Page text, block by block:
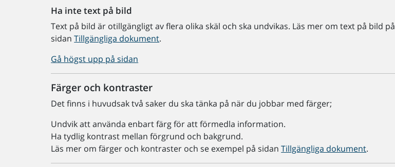
Ha inte text på bild
Text på bild är otillgängligt av flera olika skäl och ska undvikas. Läs mer om text på bild på
sidanTillgängliga dokument.
Gå högst upp på sidan
Färger och kontraster
Det finns i huvudsak två saker du ska tänka på när du jobbar med färger;
Undvik att använda enbart färg för att förmedla information.
Ha tydlig kontrast mellan förgrund och bakgrund.
Läs mer om färger och kontraster och se exempel på sidanTillgängliga dokument.